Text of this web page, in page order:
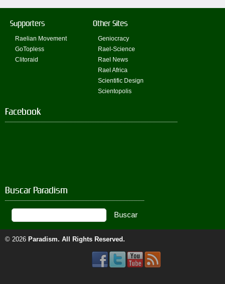
Supporters
Raelian Movement
GoTopless
Clitoraid
Other Sites
Geniocracy
Rael-Science
Rael News
Rael Africa
Scientific Design
Scientopolis
Facebook
Buscar Paradism
© 2026 Paradism. All Rights Reserved.